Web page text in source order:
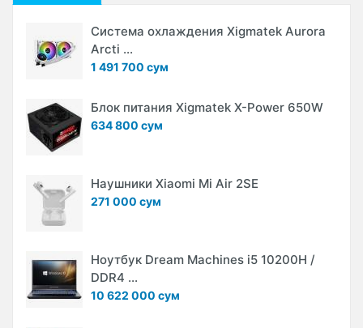
Система охлаждения Xigmatek Aurora
Arcti ...
1 491 700 сум
Блок питания Xigmatek X-Power 650W
634 800 сум
Наушники Xiaomi Mi Air 2SE
271 000 сум
Ноутбук Dream Machines i5 10200H /
DDR4 ...
10 622 000 сум